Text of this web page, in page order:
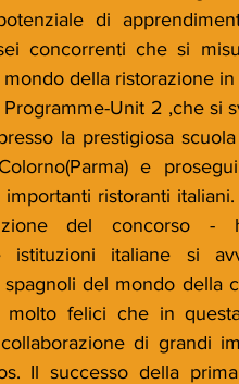
di
concorrenti che si
della ristorazione in
Unit 2 ,che si
la prestigiosa scuola
e
ristoranti italiani.
del concorso -
italiane si
del mondo della
molto felici che in
di grandi
Il successo della